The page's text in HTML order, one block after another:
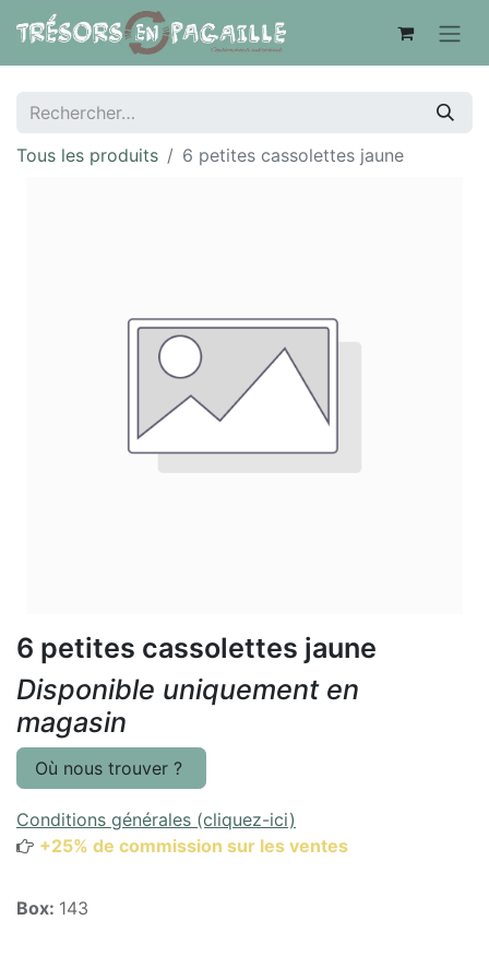
Tous les produits 6 petites cassolettes jaune
6 petites cassolettes jaune
Disponible uniquement en
magasin
Où nous trouver ?
Conditions générales (cliquez-ici)
+25% de commission sur les ventes
Box: 143